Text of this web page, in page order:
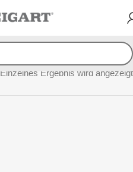
Einzelnes Ergebnis wird angezeigt